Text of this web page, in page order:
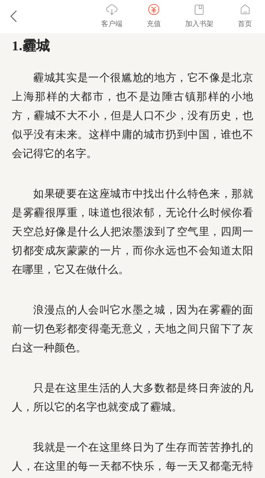
1.霾城
霾城其实是一个很尴尬的地方，它不像是北京
上海那样的大都市，也不是边陲古镇那样的小地
方，霾城不大不小，但是人口不少，没有历史，也
似乎没有未来。这样中庸的城市扔到中国，谁也不
会记得它的名字。
如果硬要在这座城市中找出什么特色来，那就
是雾霾很厚重，味道也很浓郁，无论什么时候你看
天空总好像是什么人把浓墨泼到了空气里，四周一
切都变成灰蒙蒙的一片，而你永远也不会知道太阳
在哪里，它又在做什么。
浪漫点的人会叫它水墨之城，因为在雾霾的面
前一切色彩都变得毫无意义，天地之间只留下了灰
白这一种颜色。
只是在这里生活的人大多数都是终日奔波的凡
人，所以它的名字也就变成了霾城。
我就是一个在这里终日为了生存而苦苦挣扎的
人，在这里的每一天都不快乐，每一天又都毫无特
客户端 充值 加入书架 首页